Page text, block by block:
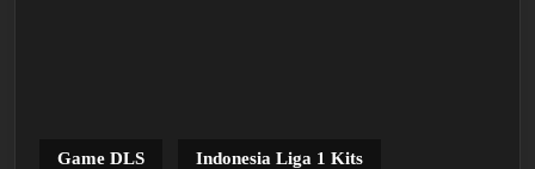
Game DLS Indonesia Liga 1 Kits